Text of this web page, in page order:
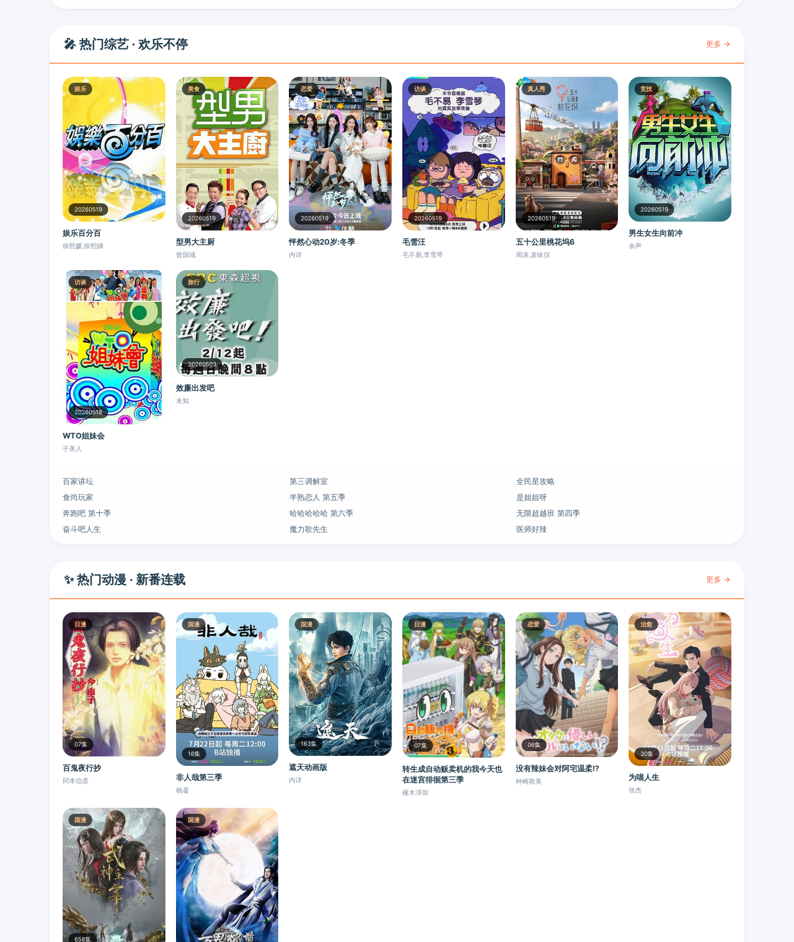
🎤 热门综艺 · 欢乐不停 更多 →
娱乐
20260519
娱乐百分百
徐熙媛,徐熙娣
美食
20260519
型男大主厨
曾国城
恋爱
20260519
怦然心动20岁:冬季
内详
访谈
20260519
毛雪汪
毛不易,李雪琴
真人秀
20260519
五十公里桃花坞6
周涛,袁咏仪
竞技
20260519
男生女生向前冲
余声
访谈
20260518
WTO姐妹会
于美人
旅行
20260503
效廉出发吧
未知
百家讲坛 第三调解室
全民星攻略
食尚玩家
半熟恋人 第五季
是姐姐呀
奔跑吧 第十季
哈哈哈哈哈 第六季
无限超越班 第四季
奋斗吧人生
魔力歌先生 医师好辣
✨ 热门动漫 · 新番连载 更多 →
日漫
07集
百鬼夜行抄
冈本信彦
国漫
16集
非人哉第三季
杨凝
国漫
163集
遮天动画版
内详
日漫
07集
转生成自动贩卖机的我今天也
在迷宫徘徊第三季
榎木淳弥
恋爱
06集
没有辣妹会对阿宅温柔!?
种崎敦美
治愈
30集
为喵人生
张杰
国漫
658集
国漫